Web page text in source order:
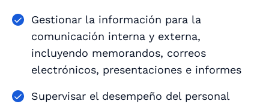
Gestionar la información para la
comunicación interna y externa,
incluyendo memorandos, correos
electrónicos, presentaciones e informes
Supervisar el desempeño del personal